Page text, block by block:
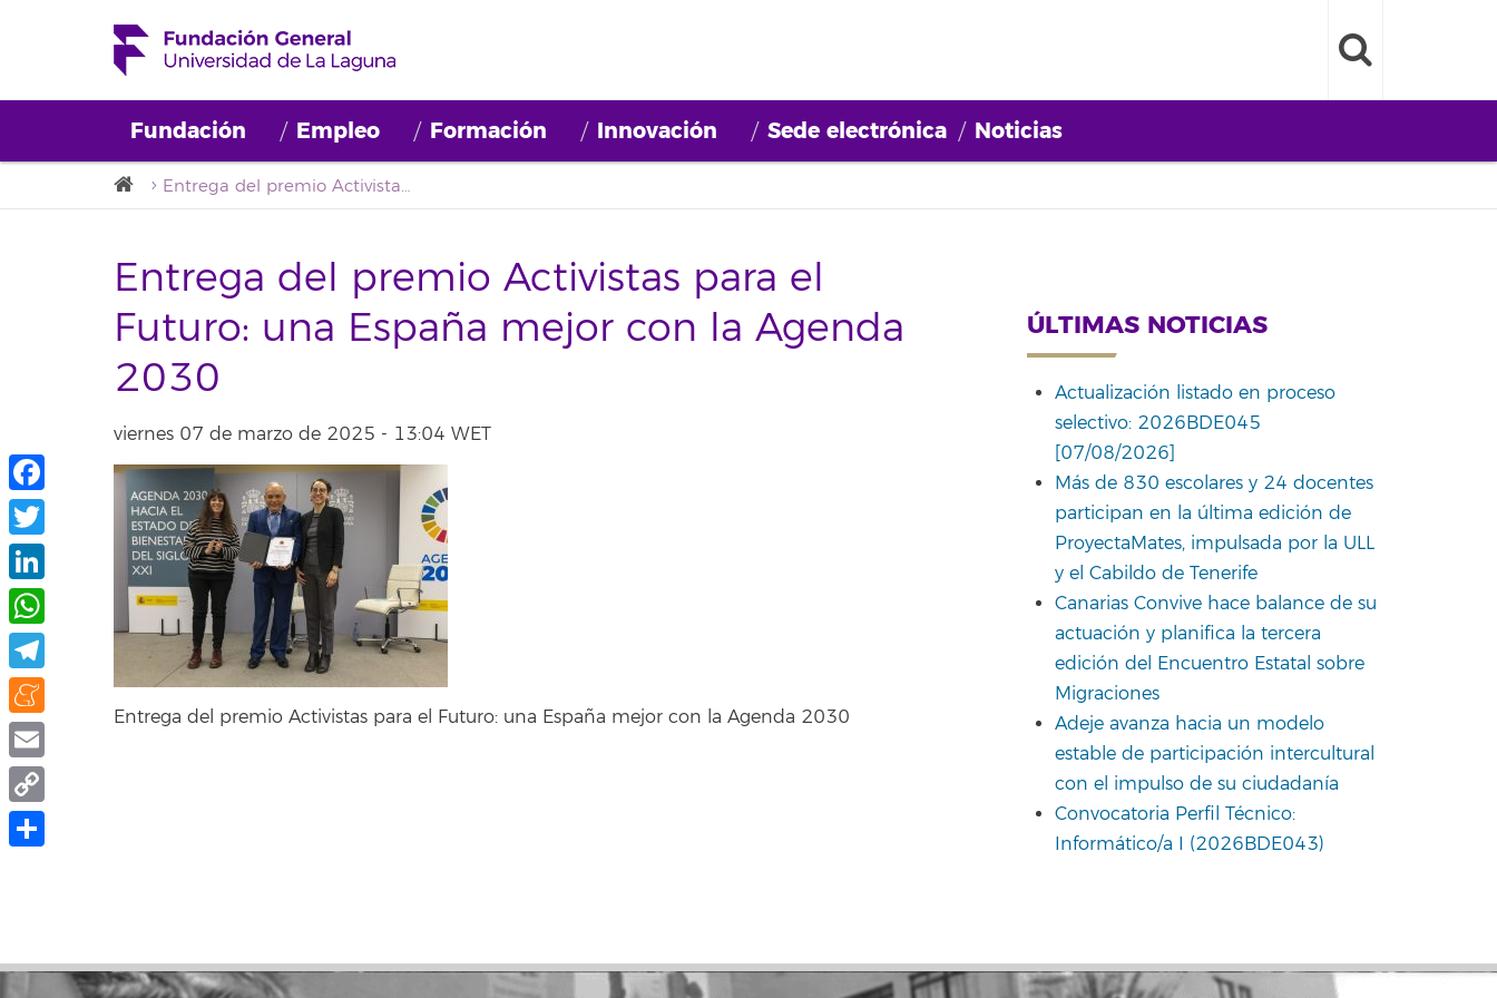
Fundación Empleo Formación Innovación Sede electrónica Noticias
Entrega del premio Activistas para el Futuro: una España mejor con la Agenda 2030
Entrega del premio Activistas para el
Futuro: una España mejor con la Agenda
2030
viernes 07 de marzo de 2025 - 13:04 WET
Entrega del premio Activistas para el Futuro: una España mejor con la Agenda 2030
ÚLTIMAS NOTICIAS
Actualización listado en proceso
selectivo: 2026BDE045
[07/08/2026]
Más de 830 escolares y 24 docentes
participan en la última edición de
ProyectaMates, impulsada por la ULL
y el Cabildo de Tenerife
Canarias Convive hace balance de su
actuación y planifica la tercera
edición del Encuentro Estatal sobre
Migraciones
Adeje avanza hacia un modelo
estable de participación intercultural
con el impulso de su ciudadanía
Convocatoria Perfil Técnico:
Informático/a I (2026BDE043)
Facebook
Twitter
LinkedIn
WhatsApp
Telegram
Meneame
Email
Copy